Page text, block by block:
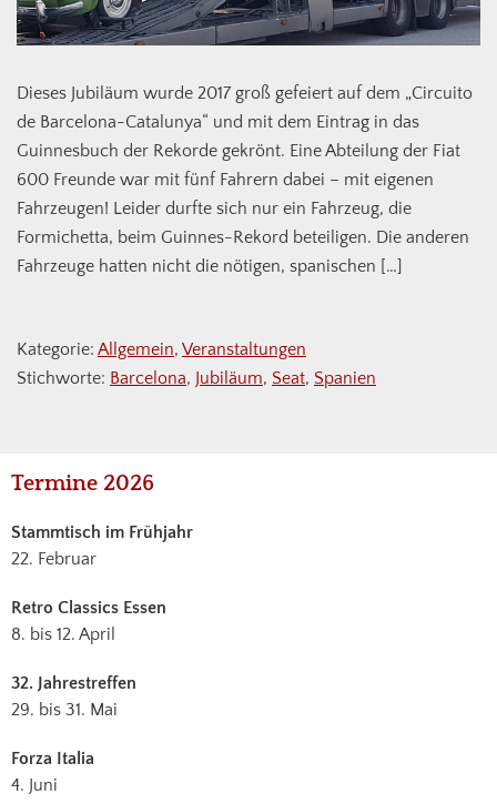
Dieses Jubiläum wurde 2017 groß gefeiert auf dem „Circuito
de Barcelona-Catalunya“ und mit dem Eintrag in das
Guinnesbuch der Rekorde gekrönt. Eine Abteilung der Fiat
600 Freunde war mit fünf Fahrern dabei – mit eigenen
Fahrzeugen! Leider durfte sich nur ein Fahrzeug, die
Formichetta, beim Guinnes-Rekord beteiligen. Die anderen
Fahrzeuge hatten nicht die nötigen, spanischen […]
Kategorie: Allgemein, Veranstaltungen
Stichworte: Barcelona, Jubiläum, Seat, Spanien
Haupt-
Sidebar
Termine 2026
Stammtisch im Frühjahr
22. Februar
Retro Classics Essen
8. bis 12. April
32. Jahrestreffen
29. bis 31. Mai
Forza Italia
4. Juni